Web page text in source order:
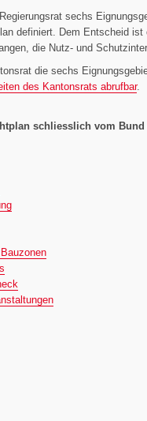
sechs
definiert. Dem Entscheid ist
die Nutz- und
die sechs
des Kantonsrats abrufbar.
schliesslich vom